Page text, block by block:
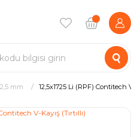
mm 12,5x1725 Li (RPF) Contitech V-